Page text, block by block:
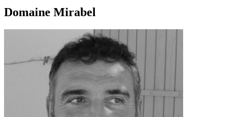
Domaine Mirabel